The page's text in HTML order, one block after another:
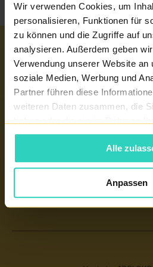
Wir verwenden Cookies, um
personalisieren, Funktionen für
zu können und die Zugriffe auf
analysieren. Außerdem geben
Verwendung unserer Website an
soziale Medien, Werbung und
Partner führen diese
weiteren Daten zusammen, die
gesammelt haben.
Alle
Anpassen
Wichtige links
EIZELLSPENDE
REPRODUKTIONSMEDIZIN
KINDERWUNSCHKLINIK
EIZELLSPENDE TSCHECHIEN
KÜNSTLICHE BEFRUCHTUNG
WÖRTERBUCH DER BEGRIFFE
ZERTIFIKATE UND
PATIENTENINFORMATION
Unsere Zentren
PRAG 6 - PRONATAL PLUS
BUDWEIS - PRONATAL REPRO
PRAG 4 - PRONATAL